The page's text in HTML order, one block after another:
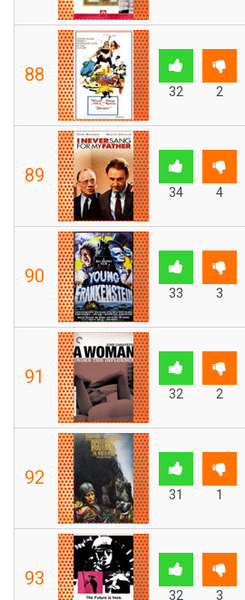
88
32 2
89
34 4
90
33 3
91
32 2
92
31 1
93
32 3